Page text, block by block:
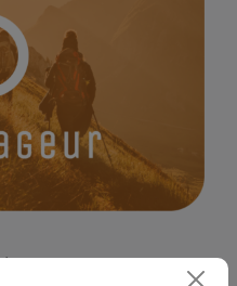
3 passages dans le